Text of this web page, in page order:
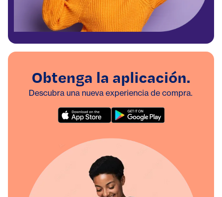
Obtenga la aplicación.
Descubra una nueva experiencia de compra.